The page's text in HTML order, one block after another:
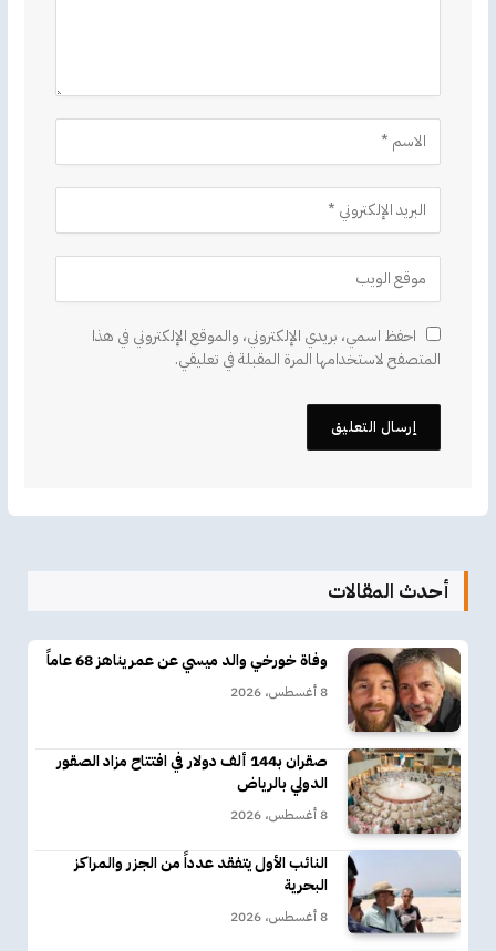
احفظ اسمي، بريدي الإلكتروني، والموقع الإلكتروني في هذا
المتصفح لاستخدامها المرة المقبلة في تعليقي.
أحدث المقالات
وفاة خورخي والد ميسي عن عمر يناهز 68 عاماً
8 أغسطس، 2026
صقران بـ144 ألف دولار في افتتاح مزاد الصقور
الدولي بالرياض
8 أغسطس، 2026
النائب الأول يتفقد عدداً من الجزر والمراكز
البحرية
8 أغسطس، 2026